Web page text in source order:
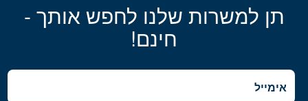
תן למשרות שלנו לחפש אותך -
חינם!